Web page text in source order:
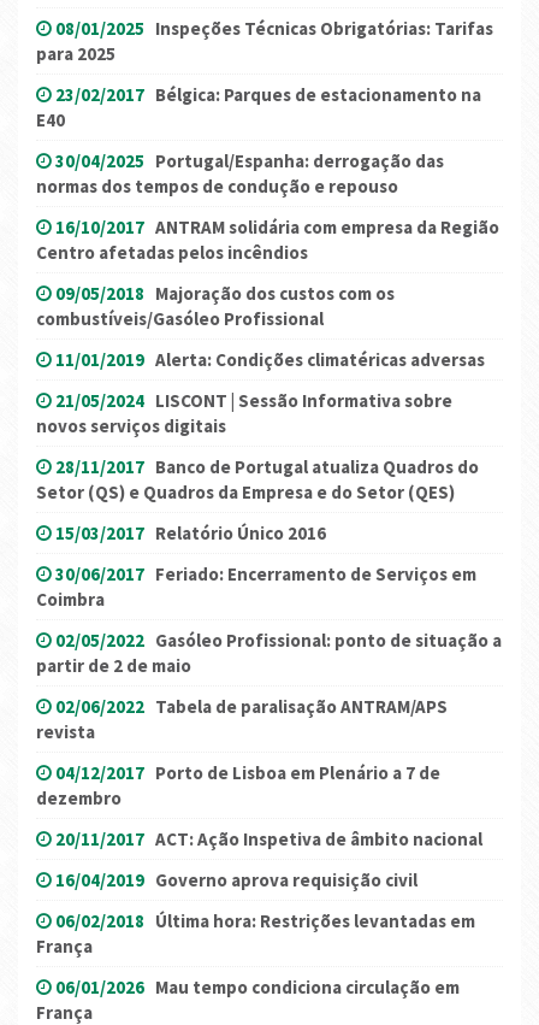
08/01/2025 Inspeções Técnicas Obrigatórias: Tarifas
para 2025
23/02/2017 Bélgica: Parques de estacionamento na
E40
30/04/2025 Portugal/Espanha: derrogação das
normas dos tempos de condução e repouso
16/10/2017 ANTRAM solidária com empresa da Região
Centro afetadas pelos incêndios
09/05/2018 Majoração dos custos com os
combustíveis/Gasóleo Profissional
11/01/2019 Alerta: Condições climatéricas adversas
21/05/2024 LISCONT | Sessão Informativa sobre
novos serviços digitais
28/11/2017 Banco de Portugal atualiza Quadros do
Setor (QS) e Quadros da Empresa e do Setor (QES)
15/03/2017 Relatório Único 2016
30/06/2017 Feriado: Encerramento de Serviços em
Coimbra
02/05/2022 Gasóleo Profissional: ponto de situação a
partir de 2 de maio
02/06/2022 Tabela de paralisação ANTRAM/APS
revista
04/12/2017 Porto de Lisboa em Plenário a 7 de
dezembro
20/11/2017 ACT: Ação Inspetiva de âmbito nacional
16/04/2019 Governo aprova requisição civil
06/02/2018 Última hora: Restrições levantadas em
França
06/01/2026 Mau tempo condiciona circulação em
França